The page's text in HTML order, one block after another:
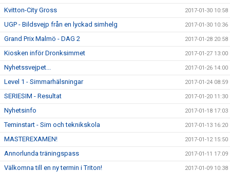
Kvitton-City Gross 2017-01-30 10:58
UGP - Bildsvejp från en lyckad simhelg 2017-01-30 10:36
Grand Prix Malmö - DAG 2 2017-01-28 20:58
Kiosken inför Dronksimmet 2017-01-27 13:00
Nyhetssvejpet... 2017-01-26 14:00
Level 1 - Simmarhälsningar 2017-01-24 08:59
SERIESIM - Resultat 2017-01-20 11:30
Nyhetsinfo 2017-01-18 17:03
Teminstart - Sim och teknikskola 2017-01-13 16:20
MASTEREXAMEN! 2017-01-12 15:50
Annorlunda träningspass 2017-01-11 17:09
Välkomna till en ny termin i Triton! 2017-01-09 10:38